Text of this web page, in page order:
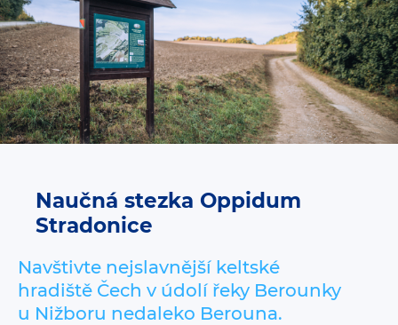
Naučná stezka Oppidum
Stradonice
Navštivte nejslavnější keltské
hradiště Čech v údolí řeky Berounky
u Nižboru nedaleko Berouna.